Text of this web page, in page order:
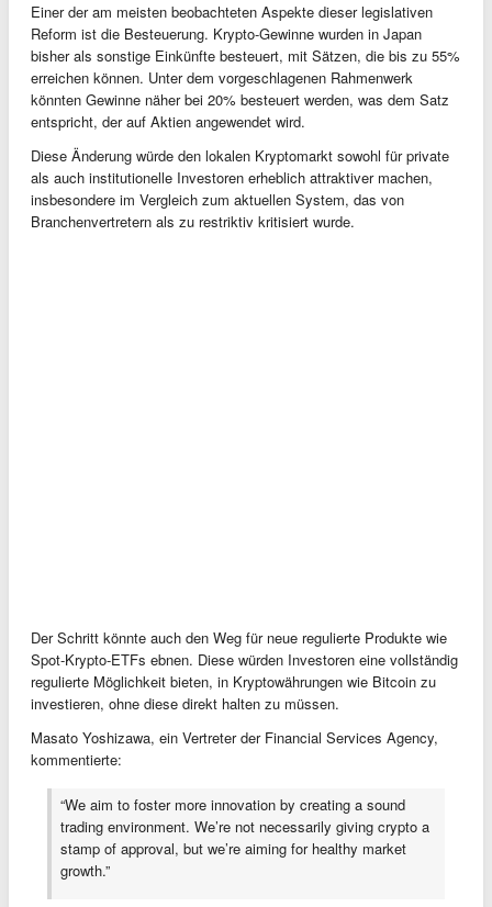
Einer der am meisten beobachteten Aspekte dieser legislativen
Reform ist die Besteuerung. Krypto-Gewinne wurden in Japan
bisher als sonstige Einkünfte besteuert, mit Sätzen, die bis zu 55%
erreichen können. Unter dem vorgeschlagenen Rahmenwerk
könnten Gewinne näher bei 20% besteuert werden, was dem Satz
entspricht, der auf Aktien angewendet wird.
Diese Änderung würde den lokalen Kryptomarkt sowohl für private
als auch institutionelle Investoren erheblich attraktiver machen,
insbesondere im Vergleich zum aktuellen System, das von
Branchenvertretern als zu restriktiv kritisiert wurde.
Der Schritt könnte auch den Weg für neue regulierte Produkte wie
Spot-Krypto-ETFs ebnen. Diese würden Investoren eine vollständig
regulierte Möglichkeit bieten, in Kryptowährungen wie Bitcoin zu
investieren, ohne diese direkt halten zu müssen.
Masato Yoshizawa, ein Vertreter der Financial Services Agency,
kommentierte:
“We aim to foster more innovation by creating a sound
trading environment. We’re not necessarily giving crypto a
stamp of approval, but we’re aiming for healthy market
growth.”